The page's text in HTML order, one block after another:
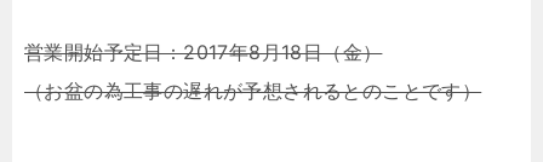
営業開始予定日：2017年8月18日（金）
（お盆の為工事の遅れが予想されるとのことです）